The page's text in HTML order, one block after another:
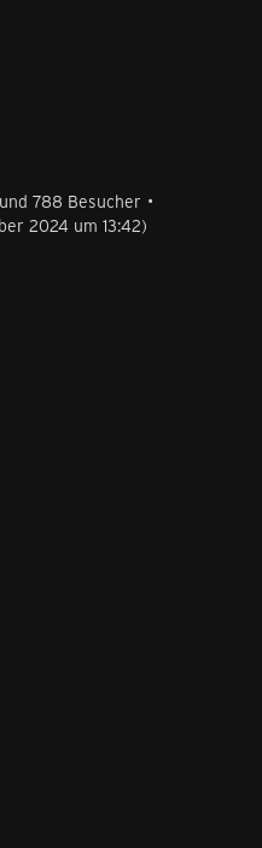
788 Besucher
2024 um 13:42)